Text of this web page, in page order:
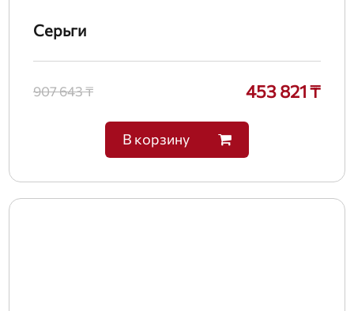
Серьги
907 643 ₸ 453 821 ₸
В корзину